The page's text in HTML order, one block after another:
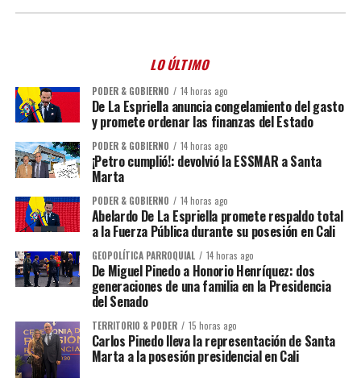
LO ÚLTIMO
PODER & GOBIERNO 14 horas ago
De La Espriella anuncia congelamiento del gasto
y promete ordenar las finanzas del Estado
PODER & GOBIERNO 14 horas ago
¡Petro cumplió!: devolvió la ESSMAR a Santa
Marta
PODER & GOBIERNO 14 horas ago
Abelardo De La Espriella promete respaldo total
a la Fuerza Pública durante su posesión en Cali
GEOPOLÍTICA PARROQUIAL 14 horas ago
De Miguel Pinedo a Honorio Henríquez: dos
generaciones de una familia en la Presidencia
del Senado
TERRITORIO & PODER 15 horas ago
Carlos Pinedo lleva la representación de Santa
Marta a la posesión presidencial en Cali